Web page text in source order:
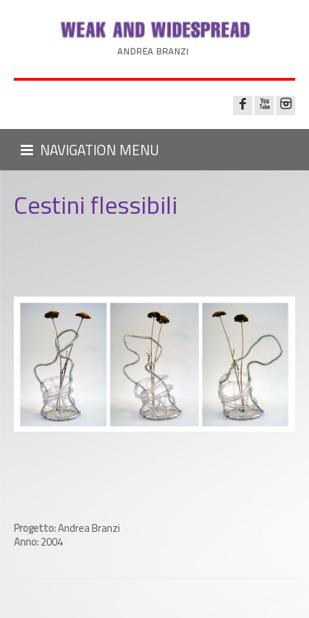
NAVIGATION MENU
Cestini flessibili
Progetto:Andrea Branzi
Anno:2004